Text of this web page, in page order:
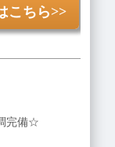
こちら>>
完備☆